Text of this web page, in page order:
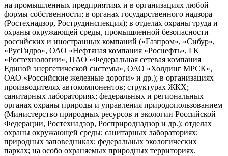
на промышленных предприятиях и в организациях любой
формы собственности; в органах государственного надзора
(Ростехнадзор, Рострудинспекция); в отделах охраны труда и
охраны окружающей среды, промышленной безопасности
российских и иностранных компаний («Газпром», «Сибур»,
«РусГидро», ОАО «Нефтяная компания «Роснефть», ГК
«Ростехнологии», ПАО «Федеральная сетевая компания
Единой энергетической системы», ОАО «Холдинг МРСК»,
ОАО «Российские железные дороги» и др.); в организациях –
производителях автокомпонентов; структурах ЖКХ;
санитарных лабораториях; федеральных и региональных
органах охраны природы и управления природопользованием
(Министерство природных ресурсов и экологии Российской
Федерации, Ростехнадзор, Росприроднадзор и др.); отделах
охраны окружающей среды; санитарных лабораториях;
природных заповедниках; федеральных экологических
парках; на особо охраняемых природных территориях.